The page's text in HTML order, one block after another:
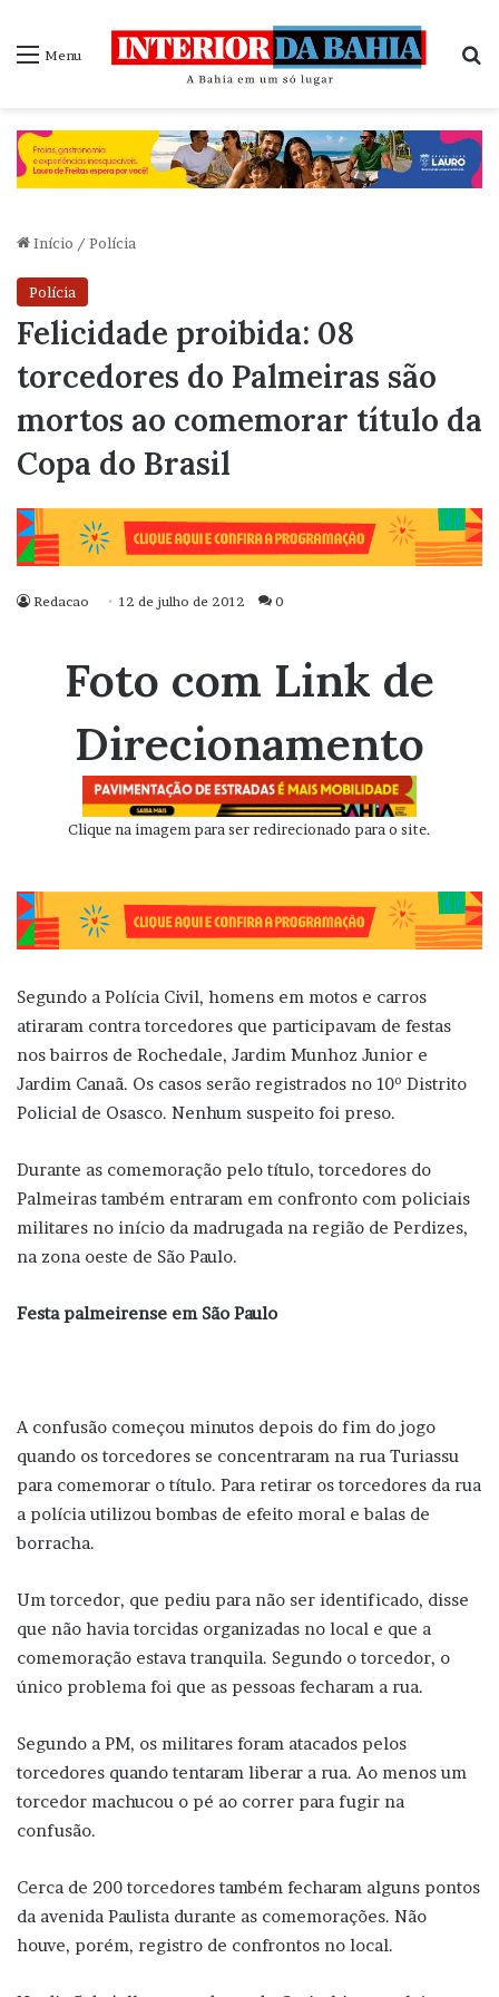
Menu
Início / Polícia
Polícia
Felicidade proibida: 08
torcedores do Palmeiras são
mortos ao comemorar título da
Copa do Brasil
Redacao 12 de julho de 2012 0
Foto com Link de
Direcionamento
Clique na imagem para ser redirecionado para o site.
Segundo a Polícia Civil, homens em motos e carros
atiraram contra torcedores que participavam de festas
nos bairros de Rochedale, Jardim Munhoz Junior e
Jardim Canaã. Os casos serão registrados no 10º Distrito
Policial de Osasco. Nenhum suspeito foi preso.
Durante as comemoração pelo título, torcedores do
Palmeiras também entraram em confronto com policiais
militares no início da madrugada na região de Perdizes,
na zona oeste de São Paulo.
Festa palmeirense em São Paulo
A confusão começou minutos depois do fim do jogo
quando os torcedores se concentraram na rua Turiassu
para comemorar o título. Para retirar os torcedores da rua
a polícia utilizou bombas de efeito moral e balas de
borracha.
Um torcedor, que pediu para não ser identificado, disse
que não havia torcidas organizadas no local e que a
comemoração estava tranquila. Segundo o torcedor, o
único problema foi que as pessoas fecharam a rua.
Segundo a PM, os militares foram atacados pelos
torcedores quando tentaram liberar a rua. Ao menos um
torcedor machucou o pé ao correr para fugir na
confusão.
Cerca de 200 torcedores também fecharam alguns pontos
da avenida Paulista durante as comemorações. Não
houve, porém, registro de confrontos no local.